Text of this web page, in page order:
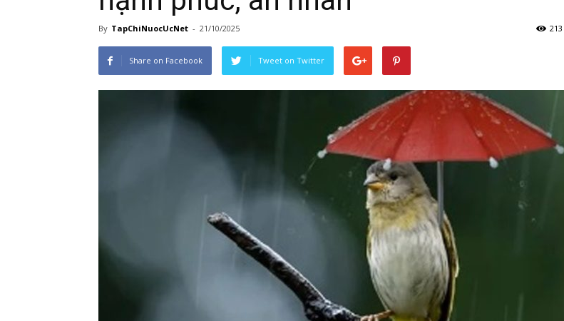
By TapChiNuocUcNet - 21/10/2025 213
Share on Facebook Tweet on Twitter